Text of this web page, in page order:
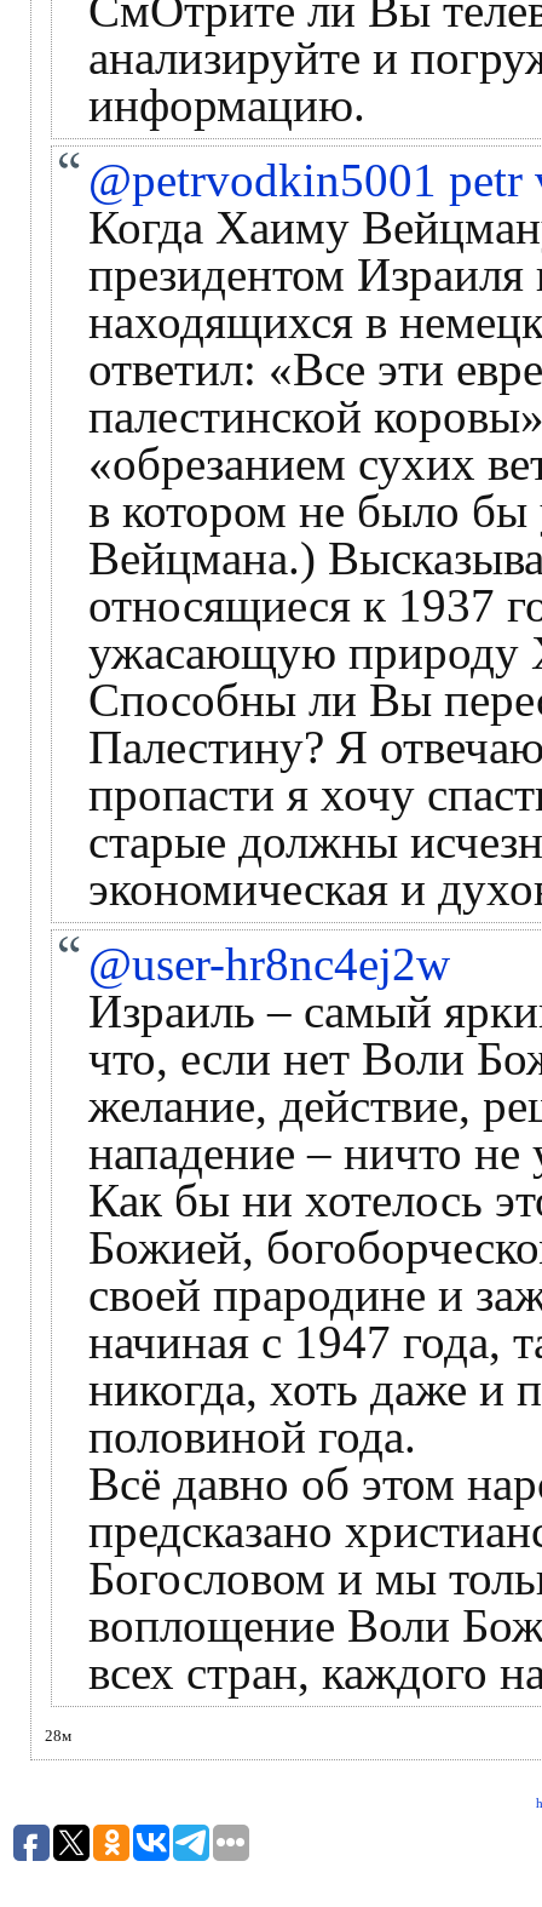
СмОтрите ли Вы
анализируйте и
информацию.
@petrvodkin5001 petr
Когда Хаиму
президентом
находящихся в
ответил: «Все эти
палестинской
«обрезанием сухих
в котором не было
Вейцмана.)
относящиеся к 1937
ужасающую природу
Способны ли Вы
Палестину? Я
пропасти я хочу
старые должны
экономическая и
@user-hr8nc4ej2w
Израиль – самый
что, если нет Воли
желание, действие,
нападение – ничто не
Как бы ни хотелось
Божией,
своей прародине и
начиная с 1947 года,
никогда, хоть даже и
половиной года.
Всё давно об этом
предсказано
Богословом и мы
воплощение Воли
всех стран, каждого
28м